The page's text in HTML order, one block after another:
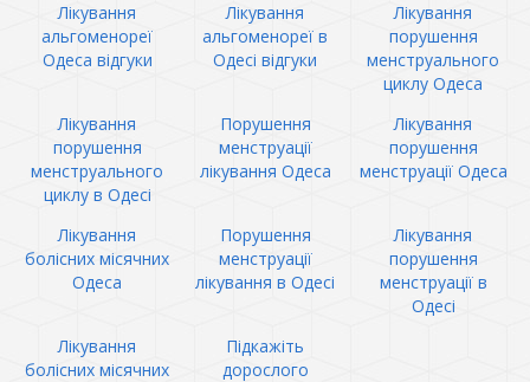
Лікування
альгоменореї
Одеса відгуки
Лікування
альгоменореї в
Одесі відгуки
Лікування
порушення
менструального
циклу Одеса
Лікування
порушення
менструального
циклу в Одесі
Порушення
менструації
лікування Одеса
Лікування
порушення
менструації Одеса
Лікування
болісних місячних
Одеса
Порушення
менструації
лікування в Одесі
Лікування
порушення
менструації в
Одесі
Лікування
болісних місячних
Підкажіть
дорослого